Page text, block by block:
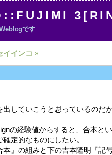
です
イインコ »
していこうと思っているのだ
の経験値からすると、合本と
定的なものにしたい。
』の組みと下の吉本隆明『記